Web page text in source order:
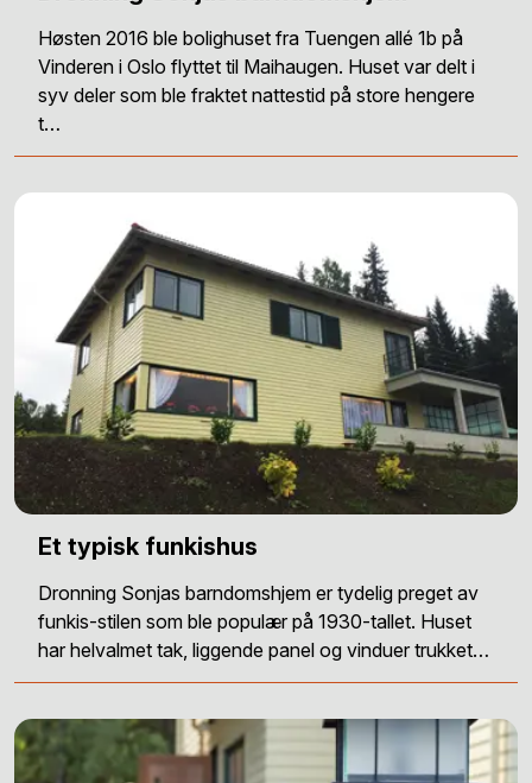
Høsten 2016 ble bolighuset fra Tuengen allé 1b på
Vinderen i Oslo flyttet til Maihaugen. Huset var delt i
syv deler som ble fraktet nattestid på store hengere
t…
Et typisk funkishus
Dronning Sonjas barndomshjem er tydelig preget av
funkis-stilen som ble populær på 1930-tallet. Huset
har helvalmet tak, liggende panel og vinduer trukket…